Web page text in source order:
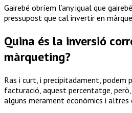
Gairebé obríem l’any igual que
pressupost que cal invertir en
Quina és la inversió
màrqueting?
Ras i curt, i precipitadament, podem
facturació, aquest percentatge,
alguns merament econòmics i